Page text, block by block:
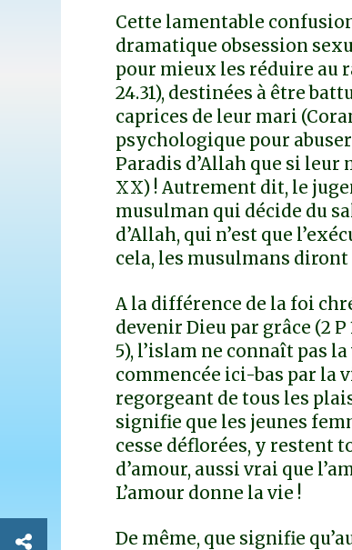
Cette lamentable
dramatique obsession
pour mieux les réduire au
24.31), destinées à être
caprices de leur mari
psychologique pour
Paradis d’Allah que si leur
XX) ! Autrement dit, le
musulman qui décide du
d’Allah, qui n’est que
cela, les musulmans
A la différence de la foi
devenir Dieu par grâce (2
5), l’islam ne connaît pas
commencée ici-bas par la
regorgeant de tous les
signifie que les jeunes
cesse déflorées, y restent
d’amour, aussi vrai que
L’amour donne la vie !
De même, que signifie